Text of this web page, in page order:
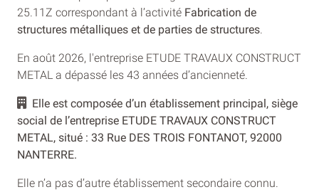
25.11Z correspondant à l’activité Fabrication de
structures métalliques et de parties de structures
En août 2026, l'entreprise ETUDE TRAVAUX CONSTRUCT
METAL a dépassé les 43 années d’ancienneté.
Elle est composée d’un établissement principal, siège
social de l’entreprise ETUDE TRAVAUX CONSTRUCT
METAL, situé : 33 Rue DES TROIS FONTANOT, 92000
NANTERRE.
Elle n’a pas d’autre établissement secondaire connu.